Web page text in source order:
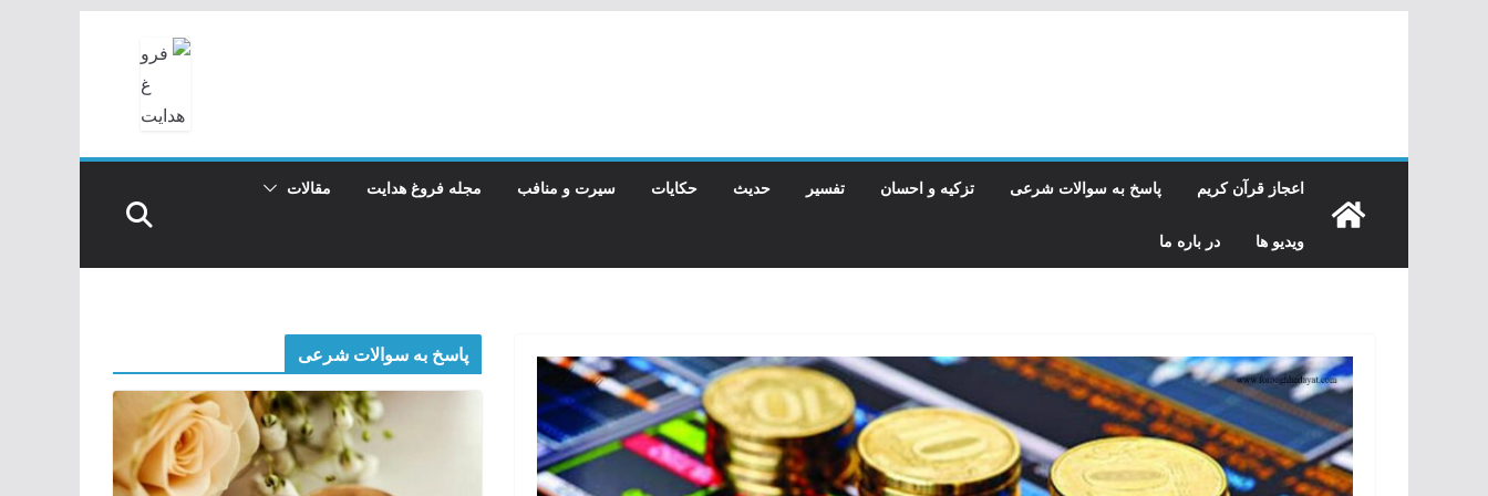
اعجاز قرآن کریم پاسخ به سوالات شرعی تزکیه و احسان تفسیر حدیث حکایات سیرت و منافب مجله فروغ هدایت مقالات
ویدیو ها در باره ما
پاسخ به سوالات شرعی